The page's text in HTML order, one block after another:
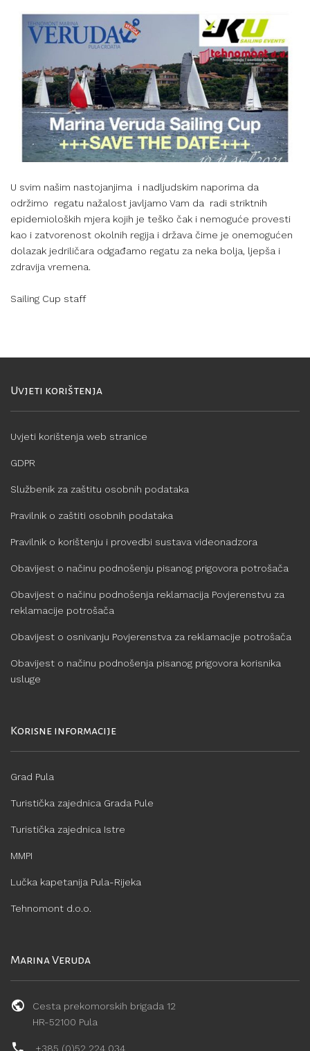
U svim našim nastojanjima i nadljudskim naporima da
održimo regatu nažalost javljamo Vam da radi striktnih
epidemioloških mjera kojih je teško čak i nemoguće provesti
kao i zatvorenost okolnih regija i država čime je onemogućen
dolazak jedriličara odgađamo regatu za neka bolja, ljepša i
zdravija vremena.
Sailing Cup staff
Uvjeti korištenja
Uvjeti korištenja web stranice
GDPR
Službenik za zaštitu osobnih podataka
Pravilnik o zaštiti osobnih podataka
Pravilnik o korištenju i provedbi sustava videonadzora
Obavijest o načinu podnošenju pisanog prigovora potrošača
Obavijest o načinu podnošenja reklamacija Povjerenstvu za
reklamacije potrošača
Obavijest o osnivanju Povjerenstva za reklamacije potrošača
Obavijest o načinu podnošenja pisanog prigovora korisnika
usluge
Korisne informacije
Grad Pula
Turistička zajednica Grada Pule
Turistička zajednica Istre
MMPI
Lučka kapetanija Pula-Rijeka
Tehnomont d.o.o.
Marina Veruda
Cesta prekomorskih brigada 12
HR-52100 Pula
+385 (0)52 224 034